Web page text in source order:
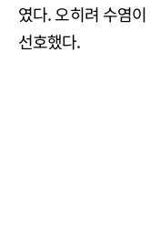
였다. 오히려 수염
선호했다.